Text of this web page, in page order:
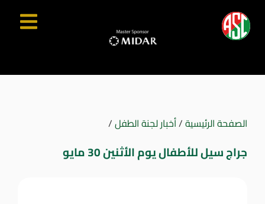
الصفحة الرئيسية/أخبار لجنة الطفل/
جراج سيل للأطفال يوم الأثنين 30 مايو